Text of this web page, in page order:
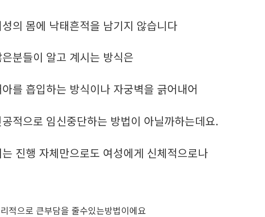
의 몸에 낙태흔적을 남기지 않습니다
분들이 알고 계시는 방식은
를 흡입하는 방식이나 자궁벽을 긁어내어
적으로 임신중단하는 방법이 아닐까하는데요.
진행 자체만으로도 여성에게 신체적으로나
적으로 큰부담을 줄수있는방법이에요